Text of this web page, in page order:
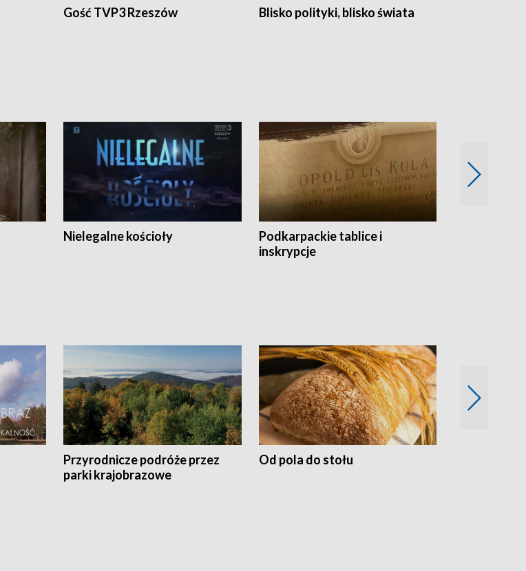
Gość TVP3 Rzeszów Blisko polityki, blisko świata
Nielegalne kościoły
Podkarpackie tablice i
inskrypcje
Przyrodnicze podróże przez
parki krajobrazowe
Od pola do stołu